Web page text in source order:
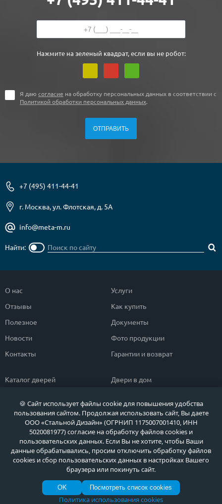
Нажмите на зеленый квадрат, если вы не робот:
Я даю согласие на обработку персональных данных в соответствии с
Политикой обработки персональных данных.
+7 (495) 411-44-41
г. Москва, ул. Флотская, д. 5А
info@meta-m.ru
Найти:
О нас
Отзывы
Полезное
Новости
Контакты
Услуги
Как купить
Документы
Фото продукции
Гарантии и возврат
Каталог дверей
Популярные двери
Быстрый подбор двери
Двери класса ЭКОНОМ
Двери в дом
Двери в квартиру
Тамбурные двери
Противопожарные двери
Политика обработки персональных данных
Политика обработки файлов Cookie
© МЕТА ДВЕРИ, Входные металлические двери в Москве и Московской области
по выгодным ценам, 2026 г.
🍪 Сайт использует файлы cookie для повышения удобства
пользования сайтом. Продолжая использовать сайт, Вы даете
ООО «Стальной Дизайн» (ОГРНИП 1175007001410, ИНН
5020081977) согласие на обработку файлов cookies и
пользовательских данных. Если Вы не хотите, чтобы Ваши
данные обрабатывались, просим отключить обработку файлов
cookies и сбор пользовательских данных в настройках Вашего
браузера или покинуть сайт.
OK Посмотреть список cookies
Политика использования cookies